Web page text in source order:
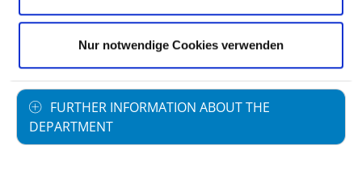
Nur notwendige Cookies verwenden
MEDICAL SERVICE OFFERING WITH CASE
FURTHER INFORMATION ABOUT THE
DEPARTMENT